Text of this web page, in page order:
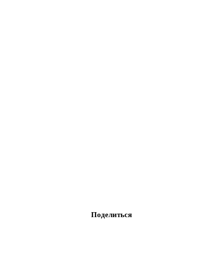
Поделиться